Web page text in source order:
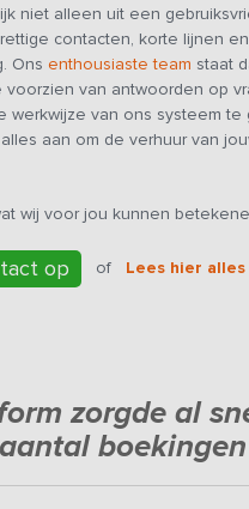
niet alleen uit een
contacten, korte lijnen
Ons enthousiaste team staat
voorzien van antwoorden op
werkwijze van ons systeem te
aan om de verhuur van
wij voor jou kunnen
op of Lees hier
zorgde al
boekingen